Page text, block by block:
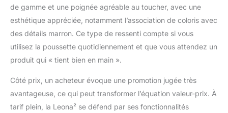
de gamme et une poignée agréable au toucher, avec une
esthétique appréciée, notamment l’association de coloris avec
des détails marron. Ce type de ressenti compte si vous
utilisez la poussette quotidiennement et que vous attendez un
produit qui « tient bien en main ».
Côté prix, un acheteur évoque une promotion jugée très
avantageuse, ce qui peut transformer l’équation valeur-prix. À
tarif plein, la Leona² se défend par ses fonctionnalités